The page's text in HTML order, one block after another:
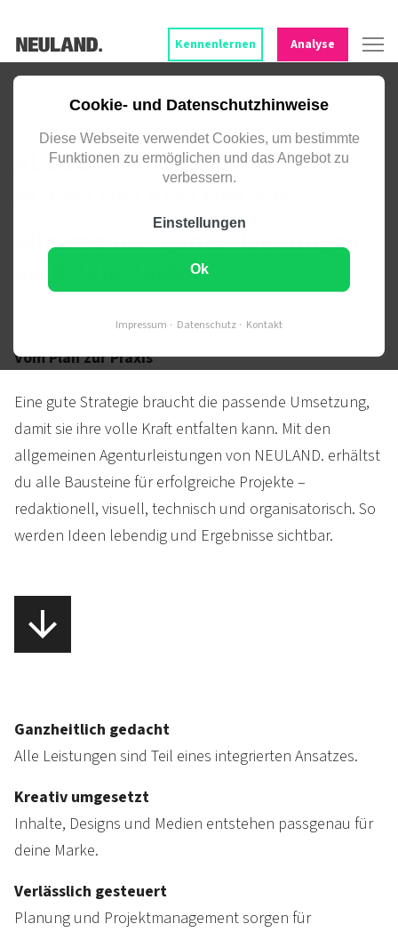
Cookie- und Datenschutzhinweise
Diese Webseite verwendet Cookies, um bestimmte
Funktionen zu ermöglichen und das Angebot zu
verbessern.
Einstellungen
Ok
Impressum Datenschutz Kontakt
Kennenlernen Analyse
ALLES, WAS DEIN PROJEKT STARK
ALLGEMEINE
AGENTURLEISTUNGEN
Allgemeine Agenturleistungen
als Erfolgsfaktor
Vom Plan zur Praxis
Eine gute Strategie braucht die passende Umsetzung,
damit sie ihre volle Kraft entfalten kann. Mit den
allgemeinen Agenturleistungen von NEULAND. erhältst
du alle Bausteine für erfolgreiche Projekte –
redaktionell, visuell, technisch und organisatorisch. So
werden Ideen lebendig und Ergebnisse sichtbar.
Ganzheitlich gedacht
Alle Leistungen sind Teil eines integrierten Ansatzes.
Kreativ umgesetzt
Inhalte, Designs und Medien entstehen passgenau für
deine Marke.
Verlässlich gesteuert
Planung und Projektmanagement sorgen für